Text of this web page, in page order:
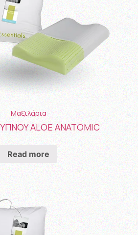
Μαξιλάρια
ALOE ANATOMIC
Read more